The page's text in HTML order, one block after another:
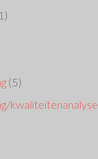
(5)
kwaliteitenanalyse